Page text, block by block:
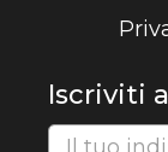
Iscriviti